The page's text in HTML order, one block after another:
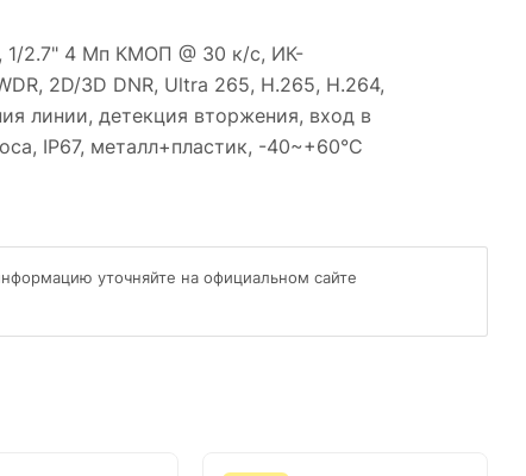
1/2.7" 4 Мп КМОП @ 30 к/с, ИК-
2D/3D DNR, Ultra 265, H.265, H.264,
линии, детекция вторжения, вход в
IP67, металл+пластик, -40~+60°C
уточняйте на официальном сайте